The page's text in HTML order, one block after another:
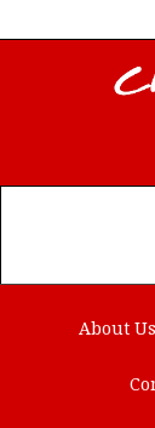
About Us